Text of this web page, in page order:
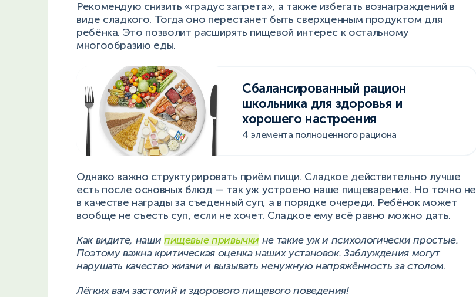
Рекомендую снизить «градус запрета», а также избегать вознаграждений в
виде сладкого. Тогда оно перестанет быть сверхценным продуктом для
ребёнка. Это позволит расширять пищевой интерес к остальному
многообразию еды.
Сбалансированный рацион
школьника для здоровья и
хорошего настроения
4 элемента полноценного рациона
Однако важно структурировать приём пищи. Сладкое действительно лучше
есть после основных блюд — так уж устроено наше пищеварение. Но точно не
в качестве награды за съеденный суп, а в порядке очереди. Ребёнок может
вообще не съесть суп, если не хочет. Сладкое ему всё равно можно дать.
Как видите, наши пищевые привычки не такие уж и психологически простые.
Поэтому важна критическая оценка наших установок. Заблуждения могут
нарушать качество жизни и вызывать ненужную напряжённость за столом.
Лёгких вам застолий и здорового пищевого поведения!